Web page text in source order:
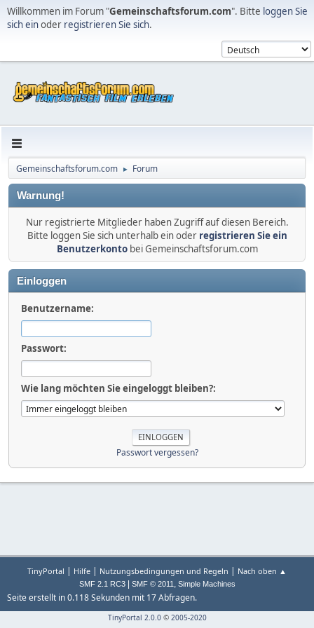
Willkommen im Forum "Gemeinschaftsforum.com". Bitte loggen Sie
sich einoder registrieren Sie sich.
Gemeinschaftsforum.com ► Forum
Warnung!
Nur registrierte Mitglieder haben Zugriff auf diesen Bereich.
Bitte loggen Sie sich unterhalb ein oder registrieren Sie ein
Benutzerkontobei Gemeinschaftsforum.com
Einloggen
Benutzername:
Passwort:
Wie lang möchten Sie eingeloggt bleiben?:
Passwort vergessen?
TinyPortal | Hilfe | Nutzungsbedingungen und Regeln | Nach oben ▲
SMF 2.1 RC3| SMF © 2011, Simple Machines
Seite erstellt in 0.118 Sekunden mit 17 Abfragen.
TinyPortal 2.0.0© 2005-2020